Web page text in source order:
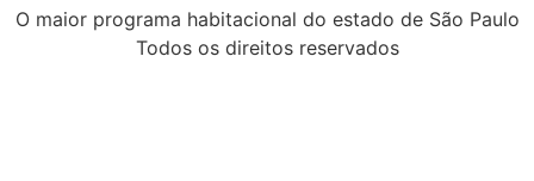
O maior programa habitacional do estado de São Paulo
Todos os direitos reservados